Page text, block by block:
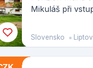
Mikuláš při
Slovensko Liptov